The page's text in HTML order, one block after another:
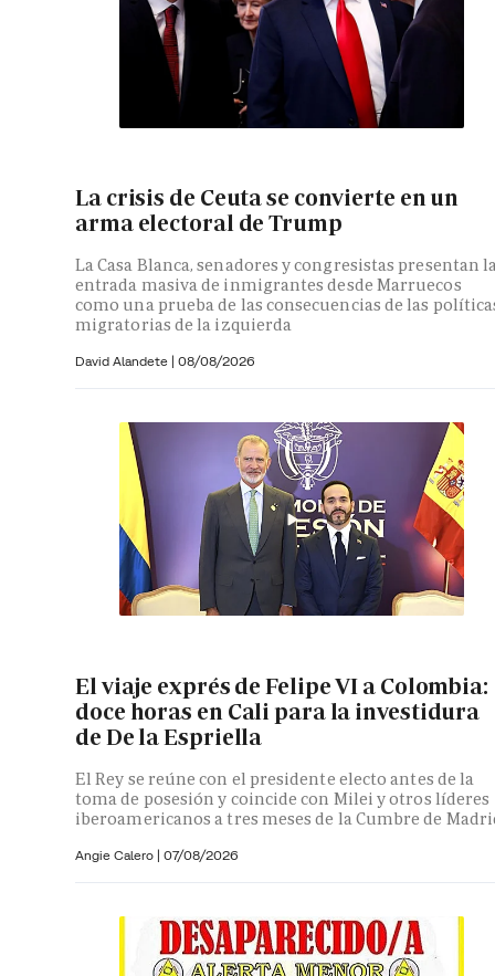
La crisis de Ceuta se convierte en un
arma electoral de Trump
La Casa Blanca, senadores y congresistas presentan
entrada masiva de inmigrantes desde Marruecos
como una prueba de las consecuencias de las
migratorias de la izquierda
David Alandete | 08/08/2026
El viaje exprés de Felipe VI a Colombia:
doce horas en Cali para la investidura
de De la Espriella
El Rey se reúne con el presidente electo antes de la
toma de posesión y coincide con Milei y otros líderes
iberoamericanos a tres meses de la Cumbre de
Angie Calero | 07/08/2026